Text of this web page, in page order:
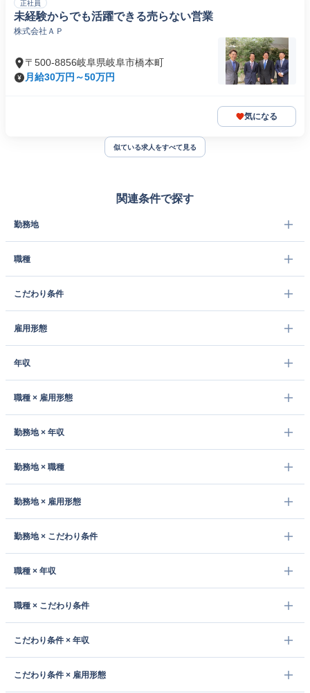
正社員
未経験からでも活躍できる売らない営業
株式会社ＡＰ
〒500-8856岐阜県岐阜市橋本町
月給30万円～50万円
気になる
似ている求人をすべて見る
関連条件で探す
勤務地
職種
こだわり条件
雇用形態
年収
職種 × 雇用形態
勤務地 × 年収
勤務地 × 職種
勤務地 × 雇用形態
勤務地 × こだわり条件
職種 × 年収
職種 × こだわり条件
こだわり条件 × 年収
こだわり条件 × 雇用形態